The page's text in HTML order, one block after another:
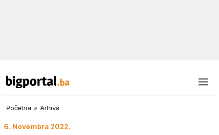
Početna » Arhiva
6. Novembra 2022.